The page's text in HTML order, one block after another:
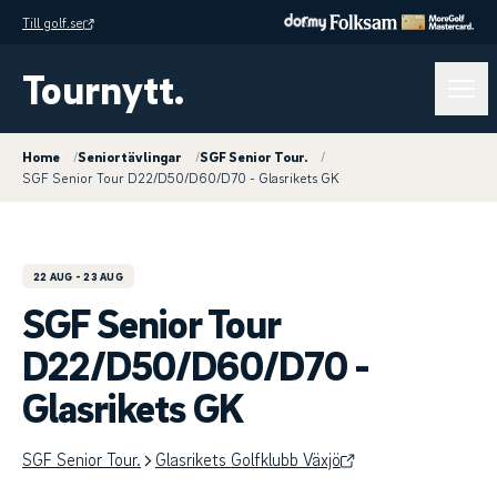
Till golf.se
Tournytt.
Home /Seniortävlingar /SGF Senior Tour.
/
SGF Senior Tour D22/D50/D60/D70 - Glasrikets GK
22 AUG - 23 AUG
SGF Senior Tour
D22/D50/D60/D70 -
Glasrikets GK
SGF Senior Tour. Glasrikets Golfklubb Växjö